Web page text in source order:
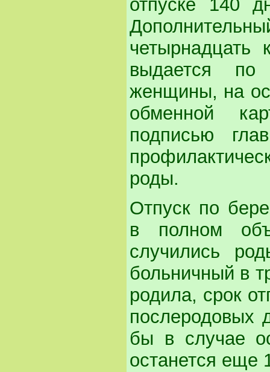
отпуске 140
четырнадцать
выдается по
женщины, на
обменной
подписью
роды.
Отпуск по
в полном
случились
больничный в
родила, срок
послеродовых
бы в случае
останется еще